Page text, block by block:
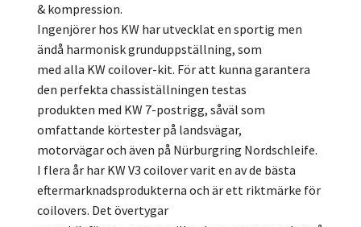
& kompression.
Ingenjörer hos KW har utvecklat en sportig men
ändå harmonisk grunduppställning, som
med alla KW coilover-kit. För att kunna garantera
den perfekta chassiställningen testas
produkten med KW 7-postrigg, såväl som
omfattande körtester på landsvägar,
motorvägar och även på Nürburgring Nordschleife.
I flera år har KW V3 coilover varit en av de bästa
eftermarknadsprodukterna och är ett riktmärke för
coilovers. Det övertygar